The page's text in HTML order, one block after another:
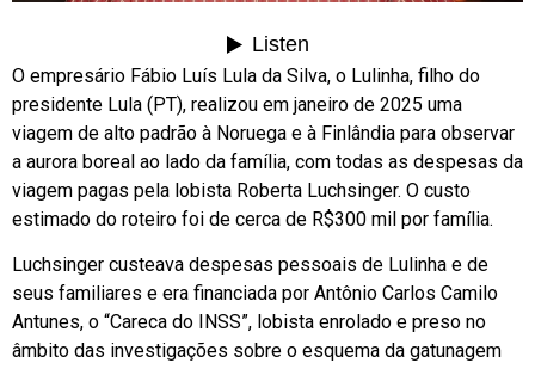
O empresário Fábio Luís Lula da Silva, o Lulinha, filho do
presidente Lula (PT), realizou em janeiro de 2025 uma
viagem de alto padrão à Noruega e à Finlândia para observar
a aurora boreal ao lado da família, com todas as despesas da
viagem pagas pela lobista Roberta Luchsinger. O custo
estimado do roteiro foi de cerca de R$300 mil por família.
Luchsinger custeava despesas pessoais de Lulinha e de
seus familiares e era financiada por Antônio Carlos Camilo
Antunes, o “Careca do INSS”, lobista enrolado e preso no
âmbito das investigações sobre o esquema da gatunagem